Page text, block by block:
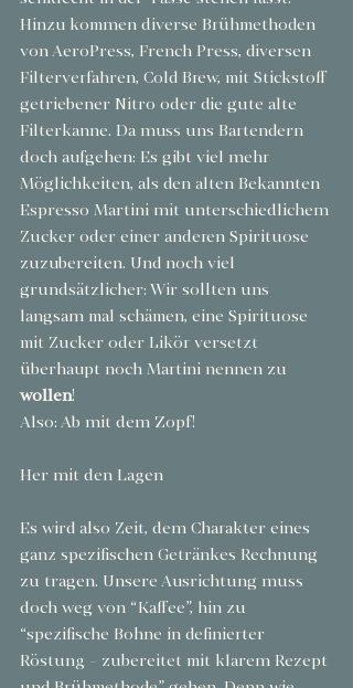
Hinzu kommen diverse Brühmethoden
von AeroPress, French Press, diversen
Filterverfahren, Cold Brew, mit Stickstoff
getriebener Nitro oder die gute alte
Filterkanne. Da muss uns Bartendern
doch aufgehen: Es gibt viel mehr
Möglichkeiten, als den alten Bekannten
Espresso Martini mit unterschiedlichem
Zucker oder einer anderen Spirituose
zuzubereiten. Und noch viel
grundsätzlicher: Wir sollten uns
langsam mal schämen, eine Spirituose
mit Zucker oder Likör versetzt
überhaupt noch Martini nennen zu
wollen!
Also: Ab mit dem Zopf!
Her mit den Lagen
Es wird also Zeit, dem Charakter eines
ganz spezifischen Getränkes Rechnung
zu tragen. Unsere Ausrichtung muss
doch weg von “Kaffee”, hin zu
“spezifische Bohne in definierter
Röstung - zubereitet mit klarem Rezept